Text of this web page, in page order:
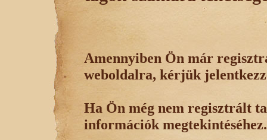
Amennyiben Ön már
weboldalra, kérjük
Ha Ön még nem regisztrált
információk megtekintéséhez.